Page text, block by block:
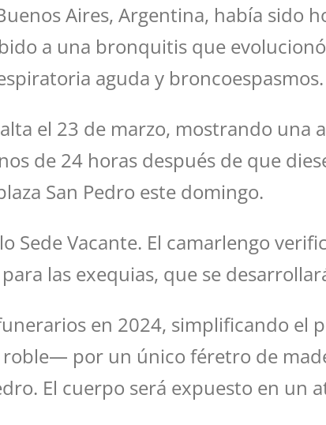
Aires, Argentina, había sido
a una bronquitis que
aguda y broncoespasmos.
el 23 de marzo, mostrando una
de 24 horas después de que
San Pedro este domingo.
Vacante. El camarlengo
las exequias, que se
en 2024, simplificando el
por un único féretro de
El cuerpo será expuesto en un